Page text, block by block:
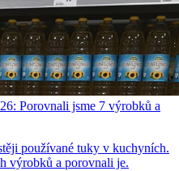
Porovnali jsme 7 výrobků a
používané tuky v kuchyních.
výrobků a porovnali je.